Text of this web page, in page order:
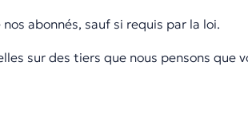
abonnés, sauf si requis par la loi.
sur des tiers que nous pensons que